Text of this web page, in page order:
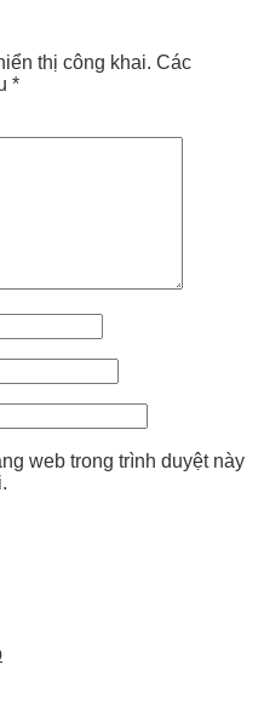
thị công khai. Các
*
web trong trình duyệt này